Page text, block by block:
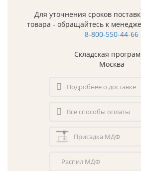
Для уточнения сроков
товара - обращайтесь к
8-800-550-44-66
Складская
Москва
Подробнее о доставке
Все способы оплаты
Присадка МДФ
Распил МДФ